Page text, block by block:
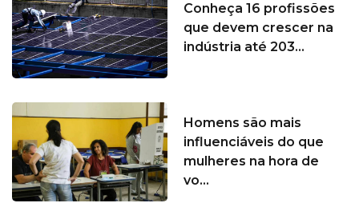
Conheça 16 profissões
que devem crescer na
indústria até 203...
Homens são mais
influenciáveis do que
mulheres na hora de
vo...